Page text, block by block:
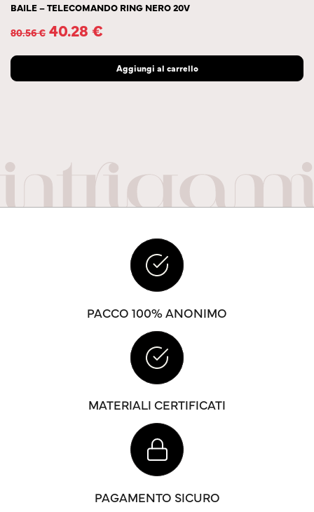
BAILE – TELECOMANDO RING NERO 20V
80.56€ 40.28 €
Aggiungi al carrello
PACCO 100% ANONIMO
MATERIALI CERTIFICATI
PAGAMENTO SICURO